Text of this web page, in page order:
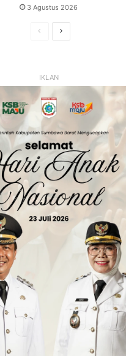
3 Agustus 2026
HalamanHalaman
IKLAN